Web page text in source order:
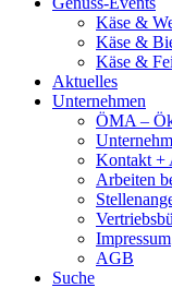
Käse &
Käse &
Käse &
Aktuelles
Unternehmen
ÖMA –
Kontakt +
Arbeiten
Impressum
AGB
Suche